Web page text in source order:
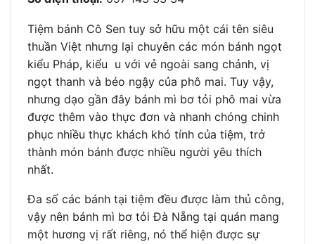
Tiệm bánh Cô Sen tuy sở hữu một cái tên siêu
thuần Việt nhưng lại chuyên các món bánh ngọt
kiểu Pháp, kiểu u với vẻ ngoài sang chảnh, vị
ngọt thanh và béo ngậy của phô mai. Tuy vậy,
nhưng dạo gần đây bánh mì bơ tỏi phô mai vừa
được thêm vào thực đơn và nhanh chóng chinh
phục nhiều thực khách khó tính của tiệm, trở
thành món bánh được nhiều người yêu thích
nhất.
Đa số các bánh tại tiệm đều được làm thủ công,
vậy nên bánh mì bơ tỏi Đà Nẵng tại quán mang
một hương vị rất riêng, nó thể hiện được sự